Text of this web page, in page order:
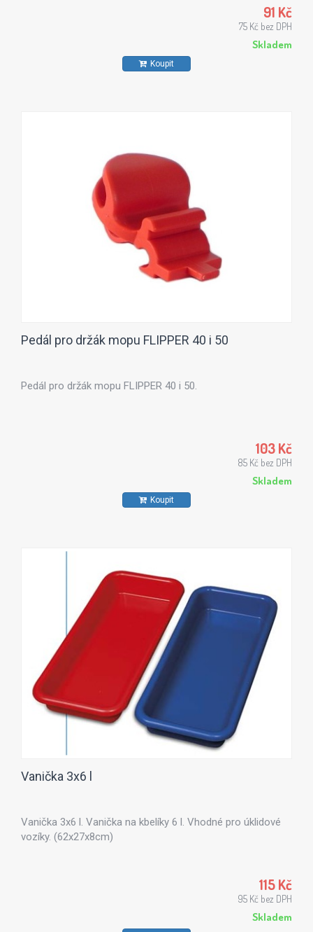
91 Kč
75 Kč bez DPH
Skladem
Koupit
Pedál pro držák mopu FLIPPER 40 i 50
Pedál pro držák mopu FLIPPER 40 i 50.
103 Kč
85 Kč bez DPH
Skladem
Koupit
Vanička 3x6 l
Vanička 3x6 l. Vanička na kbelíky 6 l. Vhodné pro úklidové
vozíky. (62x27x8cm)
115 Kč
95 Kč bez DPH
Skladem